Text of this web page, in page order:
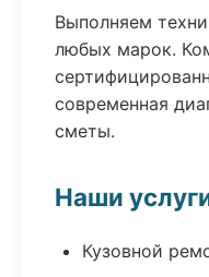
Выполняем
любых марок.
современная
сметы.
Наши
Кузовной